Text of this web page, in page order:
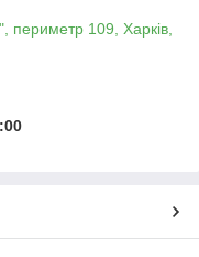
109, Харків,